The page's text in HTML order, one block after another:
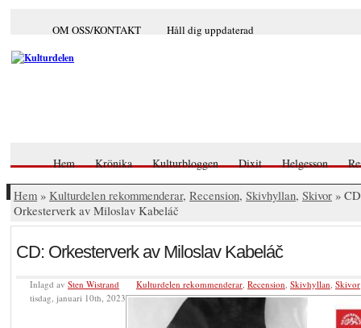
OM OSS/KONTAKT Håll dig uppdaterad
Hem Krönika Kulturbloggen Dixit Helgesson
Hem » Kulturdelen rekommenderar, Recension, Skivhyllan, Skivor »
Orkesterverk av Miloslav Kabeláč
CD: Orkesterverk av Miloslav Kabeláč
Inlagd av Sten Wistrand Kulturdelen rekommenderar, Recension, Skivhyllan, Skivor
tisdag, januari 10th, 2023